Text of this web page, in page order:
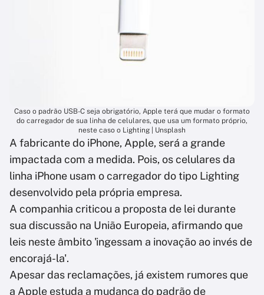
Caso o padrão USB-C seja obrigatório, Apple terá que mudar o formato
do carregador de sua linha de celulares, que usa um formato próprio,
neste caso o Lighting | Unsplash
A fabricante do iPhone, Apple, será a grande
impactada com a medida. Pois, os celulares da
linha iPhone usam o carregador do tipo Lighting
desenvolvido pela própria empresa.
A companhia criticou a proposta de lei durante
sua discussão na União Europeia, afirmando que
leis neste âmbito 'ingessam a inovação ao invés de
encorajá-la'.
Apesar das reclamações, já existem rumores que
a Apple estuda a mudança do padrão de